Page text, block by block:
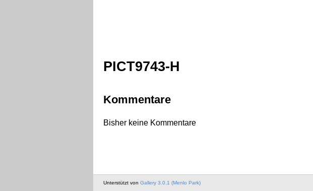
PICT9743-H
Kommentare
Bisher keine Kommentare
Unterstützt von Gallery 3.0.1 (Menlo Park)